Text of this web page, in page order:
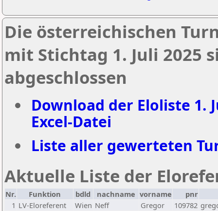
Die österreichischen
mit Stichtag 1. Juli 2025
abgeschlossen
Download der Eloliste 1.
Excel-Datei
Liste aller gewerteten
Aktuelle Liste der
Nr. Funktion bdld nachname vorname
pnr
1 LV-Eloreferent Wien Neff Gregor 109782